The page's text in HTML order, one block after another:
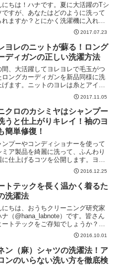
にちは！ハナです。夏に大活躍のTシ
ですが、あなたはどのように洗って
れますか？とにかく洗濯機に入れて
グル回す・・・わかります！消耗品
割り切っているTシャツは、私も同じ
に無造作に洗濯機に放り込んで洗っ
ます。だけど・・...
2017.07.23
ヨレのニットが蘇る！ロング
ディガンの正しい洗濯方法
間、大活躍してヨレヨレで毛玉がつ
ロングカーディガンを新品同様に洗
げます。ニットのヨレは糸とアイロ
簡単になかったことにできます！！
2017.11.05
クロのカシミヤはシャンプー
うと仕上がりキレイ！袖のヨ
簡単修復！
ンプーやコンディショナーを使って
ミア製品を綺麗に洗って、ふんわり
に仕上げるコツを公開します。ヨレ
まった首回りや袖口も簡単な方法で
のように蘇ります! カシミアセーター
く綺麗に着るための洗濯術です!
2016.12.25
トテックを長く温かく着るた
洗濯法
にちは、おうちクリーニング研究家
ナ（@hana_labnote）です。皆さん
ートテックをご存知でしょうか？恐
知らない人はいない、ユニクロの大
ト商品です。「そんな薄着で寒くな
？」「ヒートテック着てるから大丈
なんてい...
2016.10.01
ン（麻）シャツの洗濯法！ア
ンのいらない洗い方を徹底検